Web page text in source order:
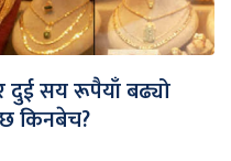
दुई सय रूपैयाँ बढ्यो
किनबेच?